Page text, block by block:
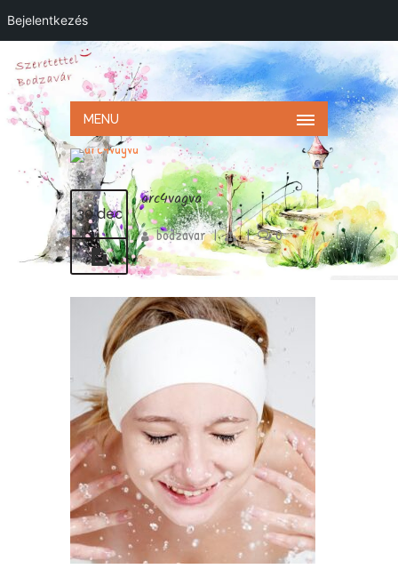
Bejelentkezés
MENU
30 dec
arc4vagva
bodzavar | | 0